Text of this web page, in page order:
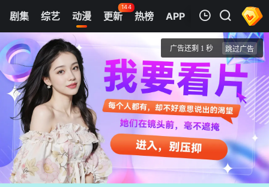
剧集 综艺 动漫 更新
144
热榜 APP
我的观影记录
第1集
原来我早就无敌了 动态漫画
清空